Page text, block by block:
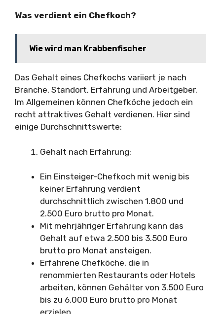
Was verdient ein Chefkoch?
Wie wird man Krabbenfischer
Das Gehalt eines Chefkochs variiert je nach
Branche, Standort, Erfahrung und Arbeitgeber.
Im Allgemeinen können Chefköche jedoch ein
recht attraktives Gehalt verdienen. Hier sind
einige Durchschnittswerte:
Gehalt nach Erfahrung:
Ein Einsteiger-Chefkoch mit wenig bis
keiner Erfahrung verdient
durchschnittlich zwischen 1.800 und
2.500 Euro brutto pro Monat.
Mit mehrjähriger Erfahrung kann das
Gehalt auf etwa 2.500 bis 3.500 Euro
brutto pro Monat ansteigen.
Erfahrene Chefköche, die in
renommierten Restaurants oder Hotels
arbeiten, können Gehälter von 3.500 Euro
bis zu 6.000 Euro brutto pro Monat
erzielen.